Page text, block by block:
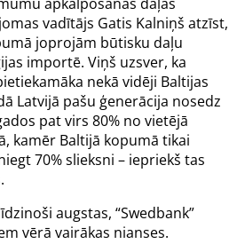
vadītājs Gatis Kalniņš atzīst,
joprojām būtisku daļu
importē. Viņš uzsver, ka
nekā vidēji Baltijas
Latvijā pašu ģenerācija nosedz
pat virs 80% no vietējā
kamēr Baltijā kopumā tikai
70% slieksni – iepriekš tas
augstas, “Swedbank”
vērā vairākas nianses.